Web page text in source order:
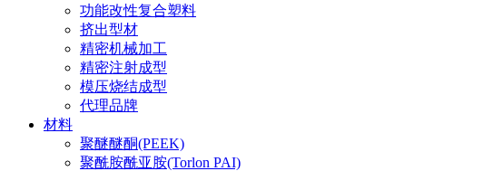
功能改性复合塑料
挤出型材
精密机械加工
精密注射成型
模压烧结成型
代理品牌
材料
聚醚醚酮(PEEK)
聚酰胺酰亚胺(Torlon PAI)